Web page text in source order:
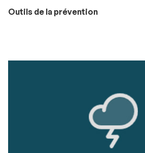
Outils de la prévention